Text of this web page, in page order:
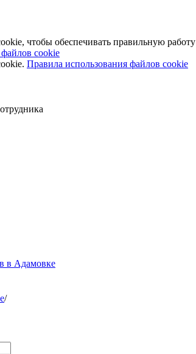
чтобы обеспечивать правильную работу
cookie
Правила использования файлов cookie
в Адамовке
/